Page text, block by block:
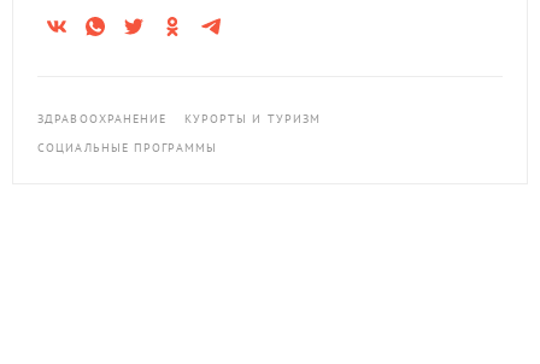
ЗДРАВООХРАНЕНИЕ
КУРОРТЫ И ТУРИЗМ
СОЦИАЛЬНЫЕ ПРОГРАММЫ